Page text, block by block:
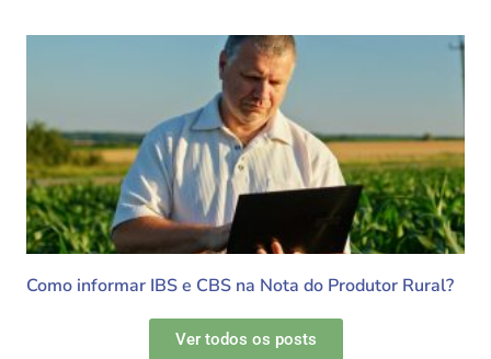
Como informar IBS e CBS na Nota do Produtor Rural?
Ver todos os posts